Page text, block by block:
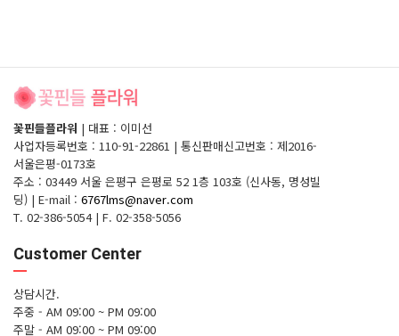
꽃핀들플라워 | 대표 : 이미선
사업자등록번호 : 110-91-22861 | 통신판매신고번호 : 제2016-
서울은평-0173호
주소 : 03449 서울 은평구 은평로 52 1층 103호 (신사동, 명성빌
딩) | E-mail : 6767lms@naver.com
T. 02-386-5054 | F. 02-358-5056
Customer Center
상담시간.
주중 - AM 09:00 ~ PM 09:00
주말 - AM 09:00 ~ PM 09:00